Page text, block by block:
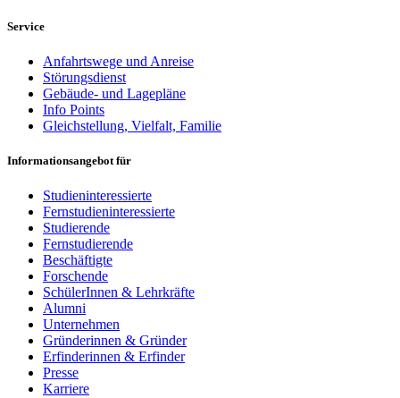
Service
Anfahrtswege und Anreise
Störungsdienst
Gebäude- und Lagepläne
Info Points
Gleichstellung, Vielfalt, Familie
Informationsangebot für
Studieninteressierte
Fernstudieninteressierte
Studierende
Fernstudierende
Beschäftigte
Forschende
SchülerInnen & Lehrkräfte
Alumni
Unternehmen
Gründerinnen & Gründer
Erfinderinnen & Erfinder
Presse
Karriere